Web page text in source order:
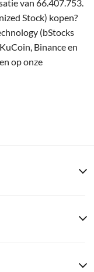
van 66.407.753.
Stock) kopen?
(bStocks
Binance en
op onze